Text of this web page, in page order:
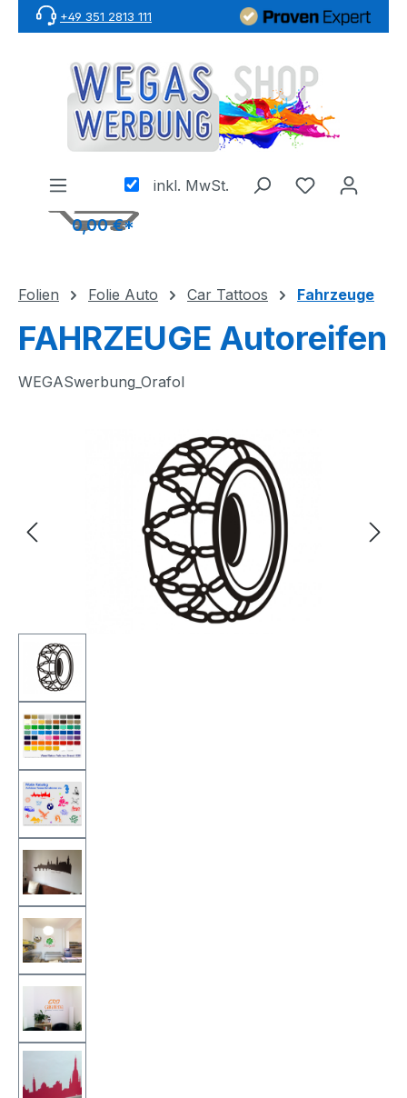
Zum Hauptinhalt springen
+49 351 2813 111
inkl. MwSt.
0,00 €*
Folien Folie Auto Car Tattoos Fahrzeuge
FAHRZEUGE Autoreifen
WEGASwerbung_Orafol
Bildergalerie überspringen